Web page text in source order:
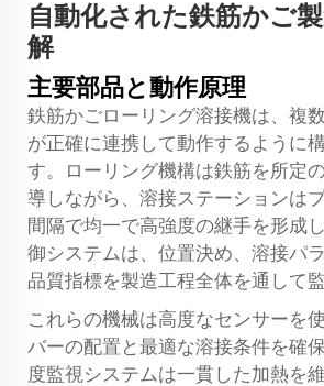
自動化された鉄筋かご
解
主要部品と動作原理
鉄筋かごローリング溶接機は、複
が正確に連携して動作するように
す。ローリング機構は鉄筋を所定
導しながら、溶接ステーションは
間隔で均一で高強度の継手を形成
御システムは、位置決め、溶接パ
品質指標を製造工程全体を通して監
これらの機械は高度なセンサーを
バーの配置と最適な溶接条件を確
度監視システムは一貫した加熱を